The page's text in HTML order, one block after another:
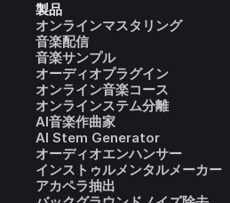
製品
オンラインマスタリング
音楽配信
音楽サンプル
オーディオプラグイン
オンライン音楽コース
オンラインステム分離
AI音楽作曲家
AI Stem Generator
オーディオエンハンサー
インストゥルメンタルメーカー
アカペラ抽出